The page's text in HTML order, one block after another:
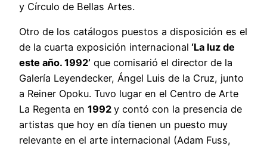
y Círculo de Bellas Artes.
Otro de los catálogos puestos a disposición es el
de la cuarta exposición internacional ‘La luz de
este año. 1992’ que comisarió el director de la
Galería Leyendecker, Ángel Luis de la Cruz, junto
a Reiner Opoku. Tuvo lugar en el Centro de Arte
La Regenta en 1992 y contó con la presencia de
artistas que hoy en día tienen un puesto muy
relevante en el arte internacional (Adam Fuss,